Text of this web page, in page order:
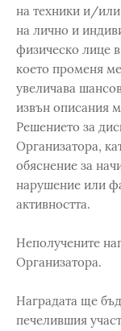
на техники и/или
на лично и
физическо лице в
което променя
увеличава
извън описания
Решението за
Организатора,
обяснение за
нарушение или
активността.
Неполучените
Организатора.
Наградата ще
печелившия